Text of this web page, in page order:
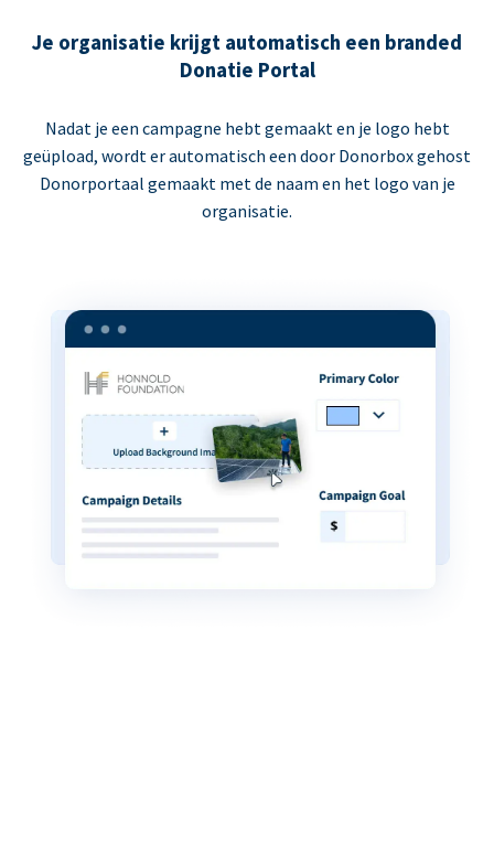
Je organisatie krijgt automatisch een branded
Donatie Portal
Nadat je een campagne hebt gemaakt en je logo hebt
geüpload, wordt er automatisch een door Donorbox gehost
Donorportaal gemaakt met de naam en het logo van je
organisatie.